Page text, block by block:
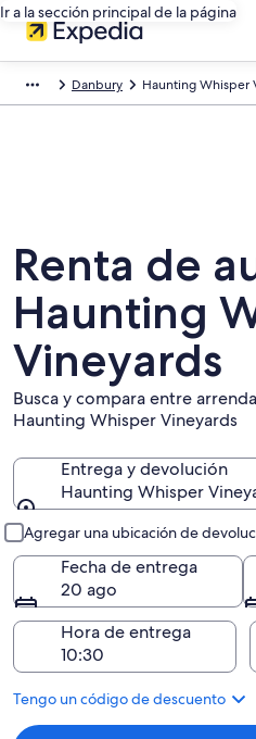
Ir a la sección principal de la página
Danbury Haunting Whisper
Renta de
Haunting
Vineyards
Busca y compara entre
Haunting Whisper Vineyards
Entrega y devolución
Haunting Whisper
Agregar una ubicación de
Fecha de entrega
20 ago
Hora de entrega
Tengo un código de descuento